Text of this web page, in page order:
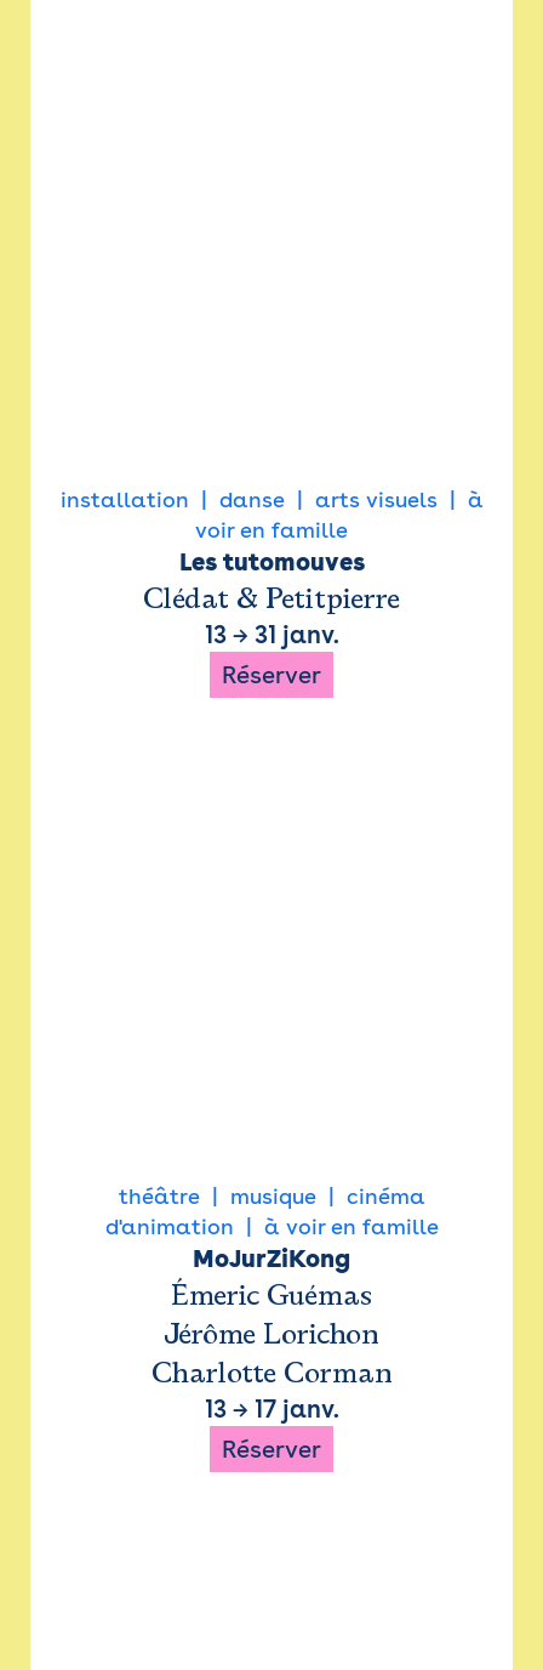
installation danse arts visuels
à
voir en famille
Les tutomouves
Clédat & Petitpierre
13→ 31 janv.
Réserver
théâtre musique
cinéma
d'animation
à voir en famille
MoJurZiKong
Émeric Guémas
Jérôme Lorichon
Charlotte Corman
13→ 17 janv.
Réserver